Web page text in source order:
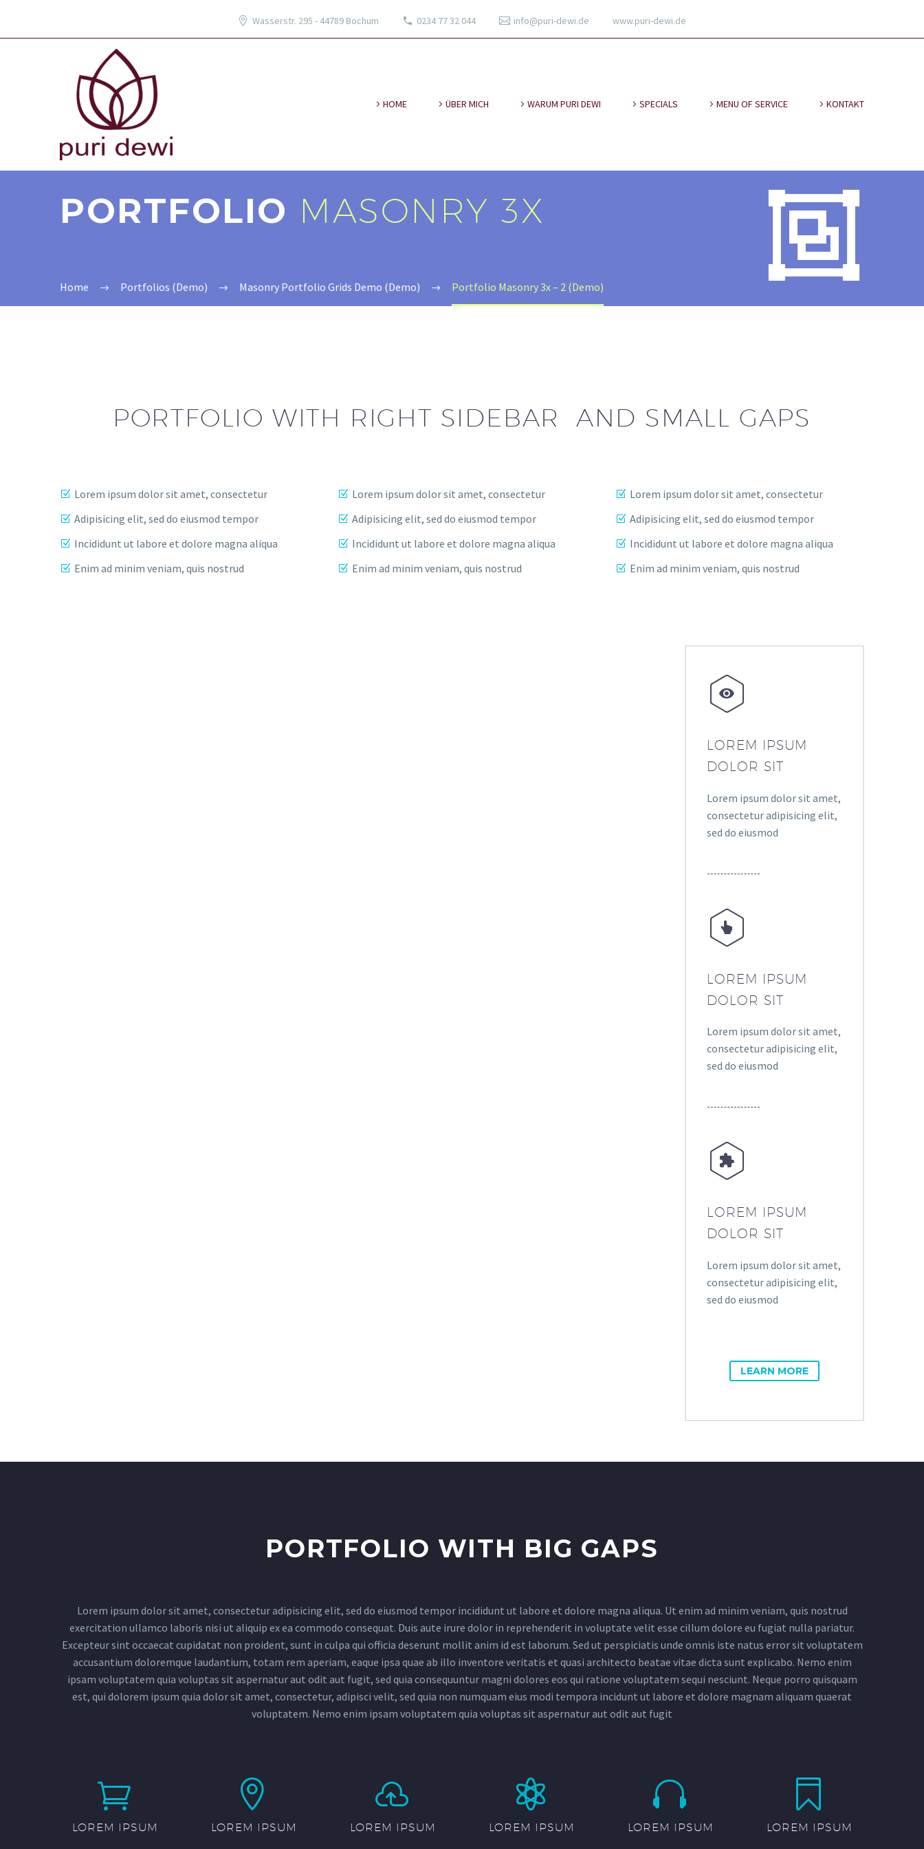
Wasserstr. 295 - 44789 Bochum 0234 77 32 044 info@puri-dewi.de www.puri-dewi.de
HOME ÜBER MICH WARUM PURI DEWI SPECIALS MENU OF SERVICE KONTAKT


PORTFOLIO MASONRY 3X
Home Portfolios (Demo) Masonry Portfolio Grids Demo (Demo) Portfolio Masonry 3x – 2 (Demo)
PORTFOLIO WITH RIGHT SIDEBAR AND SMALL GAPS
Lorem ipsum dolor sit amet, consectetur
Adipisicing elit, sed do eiusmod tempor
Incididunt ut labore et dolore magna aliqua
Enim ad minim veniam, quis nostrud
Lorem ipsum dolor sit amet, consectetur
Adipisicing elit, sed do eiusmod tempor
Incididunt ut labore et dolore magna aliqua
Enim ad minim veniam, quis nostrud
Lorem ipsum dolor sit amet, consectetur
Adipisicing elit, sed do eiusmod tempor
Incididunt ut labore et dolore magna aliqua
Enim ad minim veniam, quis nostrud


LOREM IPSUM
DOLOR SIT
Lorem ipsum dolor sit amet,
consectetur adipisicing elit,
sed do eiusmod


LOREM IPSUM
DOLOR SIT
Lorem ipsum dolor sit amet,
consectetur adipisicing elit,
sed do eiusmod


LOREM IPSUM
DOLOR SIT
Lorem ipsum dolor sit amet,
consectetur adipisicing elit,
sed do eiusmod
LEARN MORE
PORTFOLIO WITH BIG GAPS
Lorem ipsum dolor sit amet, consectetur adipisicing elit, sed do eiusmod tempor incididunt ut labore et dolore magna aliqua. Ut enim ad minim veniam, quis nostrud
exercitation ullamco laboris nisi ut aliquip ex ea commodo consequat. Duis aute irure dolor in reprehenderit in voluptate velit esse cillum dolore eu fugiat nulla pariatur.
Excepteur sint occaecat cupidatat non proident, sunt in culpa qui officia deserunt mollit anim id est laborum. Sed ut perspiciatis unde omnis iste natus error sit voluptatem
accusantium doloremque laudantium, totam rem aperiam, eaque ipsa quae ab illo inventore veritatis et quasi architecto beatae vitae dicta sunt explicabo. Nemo enim
ipsam voluptatem quia voluptas sit aspernatur aut odit aut fugit, sed quia consequuntur magni dolores eos qui ratione voluptatem sequi nesciunt. Neque porro quisquam
est, qui dolorem ipsum quia dolor sit amet, consectetur, adipisci velit, sed quia non numquam eius modi tempora incidunt ut labore et dolore magnam aliquam quaerat
voluptatem. Nemo enim ipsam voluptatem quia voluptas sit aspernatur aut odit aut fugit


LOREM IPSUM


LOREM IPSUM


LOREM IPSUM


LOREM IPSUM


LOREM IPSUM


LOREM IPSUM